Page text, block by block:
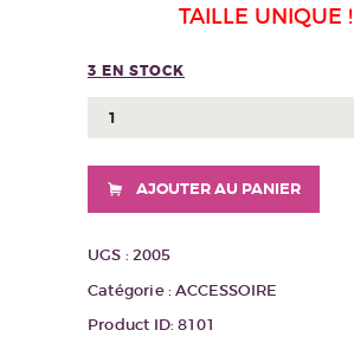
TAILLE UNIQUE !
3 EN STOCK
HAUT
10
AJOUTER AU PANIER
UGS :2005
Catégorie :ACCESSOIRE
Product ID:8101